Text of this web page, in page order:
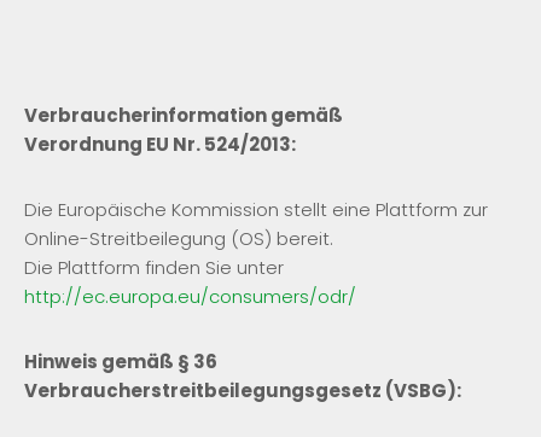
Verbraucherinformation gemäß
Verordnung EU Nr. 524/2013:
Die Europäische Kommission stellt eine Plattform zur
Online-Streitbeilegung (OS) bereit.
Die Plattform finden Sie unter
http://ec.europa.eu/consumers/odr/
Hinweis gemäß § 36
Verbraucherstreitbeilegungsgesetz (VSBG):